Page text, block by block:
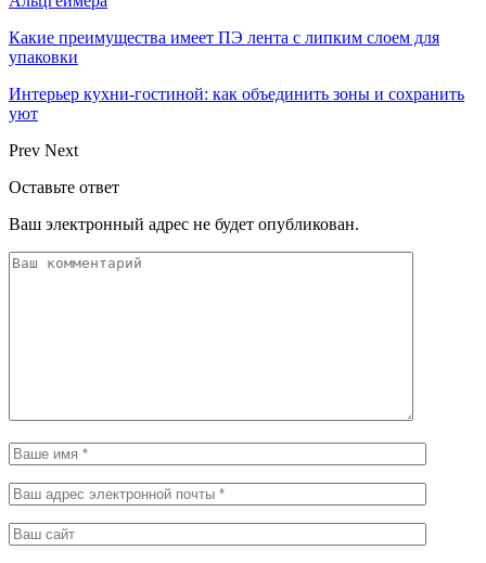
Какие преимущества имеет ПЭ лента с липким слоем для
упаковки
Интерьер кухни-гостиной: как объединить зоны и сохранить
уют
Prev Next
Оставьте ответ
Ваш электронный адрес не будет опубликован.